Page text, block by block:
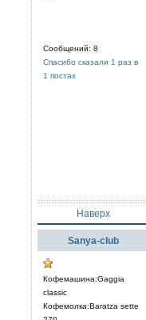
Сообщений: 8
Спасибо сказали 1 раз в
1 постах
Наверх
Sanya-club
Кофемашина:Gaggia
classic
Кофемолка:Baratza sette